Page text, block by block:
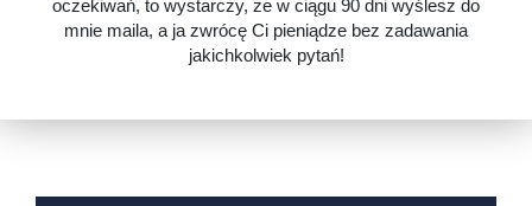
oczekiwań, to wystarczy, że w ciągu 90 dni wyślesz do
mnie maila, a ja zwrócę Ci pieniądze bez zadawania
jakichkolwiek pytań!